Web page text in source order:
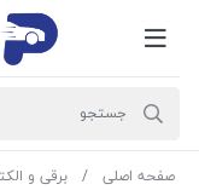
صفحه اصلی برقی و